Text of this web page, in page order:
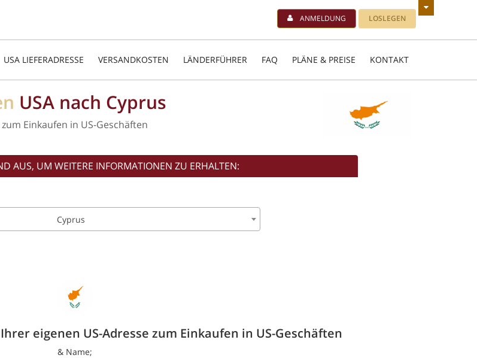
ANMELDUNG LOSLEGEN
USA LIEFERADRESSE VERSANDKOSTEN LÄNDERFÜHRER FAQ PLÄNE & PREISE KONTAKT
USA nach Cyprus
Einkaufen in US-Geschäften
AUS, UM WEITERE INFORMATIONEN ZU ERHALTEN:
Cyprus
eigenen US-Adresse zum Einkaufen in US-Geschäften
& Name;